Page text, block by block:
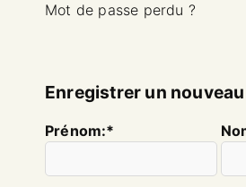
Mot de passe perdu ?
Enregistrer un
prénom:*